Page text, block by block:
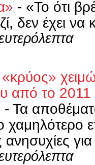
- «Το ότι
δεν έχει να
από το
- Τα
ανησυχίες